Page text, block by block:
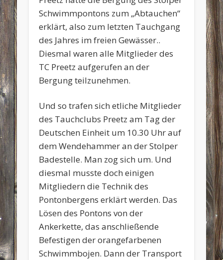
Schwimmpontons zum „Abtauchen“
erklärt, also zum letzten Tauchgang
des Jahres im freien Gewässer..
Diesmal waren alle Mitglieder des
TC Preetz aufgerufen an der
Bergung teilzunehmen.
Und so trafen sich etliche Mitglieder
des Tauchclubs Preetz am Tag der
Deutschen Einheit um 10.30 Uhr auf
dem Wendehammer an der Stolper
Badestelle. Man zog sich um. Und
diesmal musste doch einigen
Mitgliedern die Technik des
Pontonbergens erklärt werden. Das
Lösen des Pontons von der
Ankerkette, das anschließende
Befestigen der orangefarbenen
Schwimmbojen. Dann der Transport